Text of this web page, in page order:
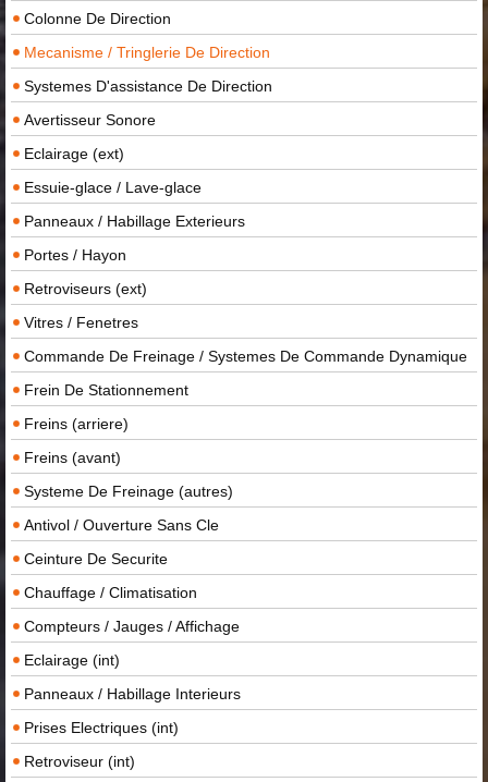
Colonne De Direction
Mecanisme / Tringlerie De Direction
Systemes D'assistance De Direction
Avertisseur Sonore
Eclairage (ext)
Essuie-glace / Lave-glace
Panneaux / Habillage Exterieurs
Portes / Hayon
Retroviseurs (ext)
Vitres / Fenetres
Commande De Freinage / Systemes De Commande Dynamique
Frein De Stationnement
Freins (arriere)
Freins (avant)
Systeme De Freinage (autres)
Antivol / Ouverture Sans Cle
Ceinture De Securite
Chauffage / Climatisation
Compteurs / Jauges / Affichage
Eclairage (int)
Panneaux / Habillage Interieurs
Prises Electriques (int)
Retroviseur (int)